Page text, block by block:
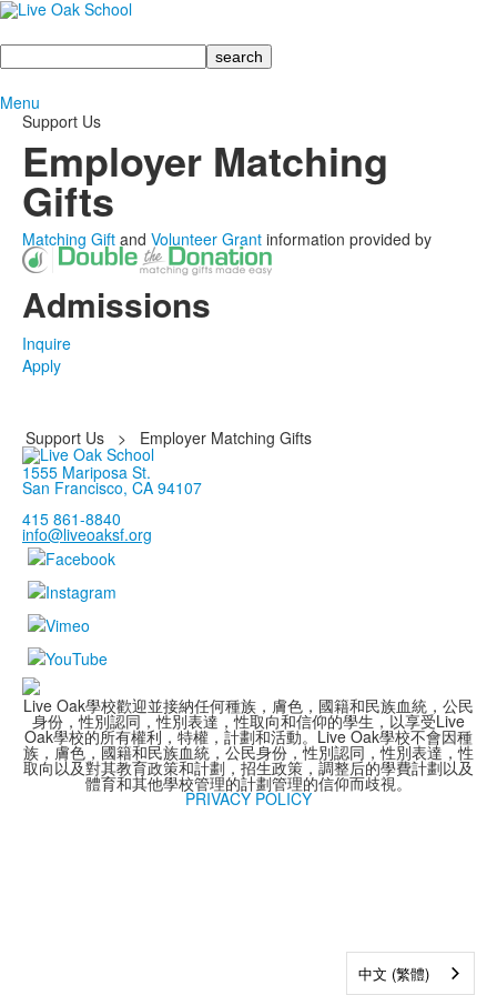
Search
Menu
Support Us
Employer Matching
Gifts
Matching Gift and Volunteer Grant information provided by
Admissions
Inquire
Apply
Support Us >
Employer Matching Gifts
1555 Mariposa St.
San Francisco, CA 94107
415 861-8840
info@liveoaksf.org
Live Oak學校歡迎並接納任何種族，膚色，國籍和民族血統，公民
身份，性別認同，性別表達，性取向和信仰的學生，以享受Live
Oak學校的所有權利，特權，計劃和活動。Live Oak學校不會因種
族，膚色，國籍和民族血統，公民身份，性別認同，性別表達，性
取向以及對其教育政策和計劃，招生政策，調整后的學費計劃以及
體育和其他學校管理的計劃管理的信仰而歧視。
PRIVACY POLICY
中文 (繁體)